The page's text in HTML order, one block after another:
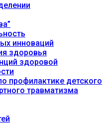
инноваций
здоровья
здоровой
профилактике детского
травматизма